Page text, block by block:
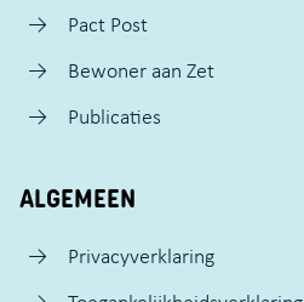
Pact Post
Bewoner aan Zet
Publicaties
ALGEMEEN
Privacyverklaring